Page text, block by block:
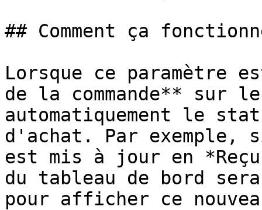
## Comment ça
Lorsque ce paramètre
de la commande** sur
automatiquement le
d'achat. Par exemple,
est mis à jour en
du tableau de bord
pour afficher ce